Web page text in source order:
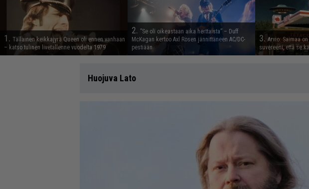
1. Tällainen keikkajyrä Queen oli ennen vanhaan
– katso tulinen livetallenne vuodelta 1979
2. ”Se oli oikeastaan aika herttaista” – Duff
McKagan kertoo Axl Rosen jännittäneen AC/DC-
pestiään
3. Arvio: Saimaa
suvereeni, että se
Huojuva Lato